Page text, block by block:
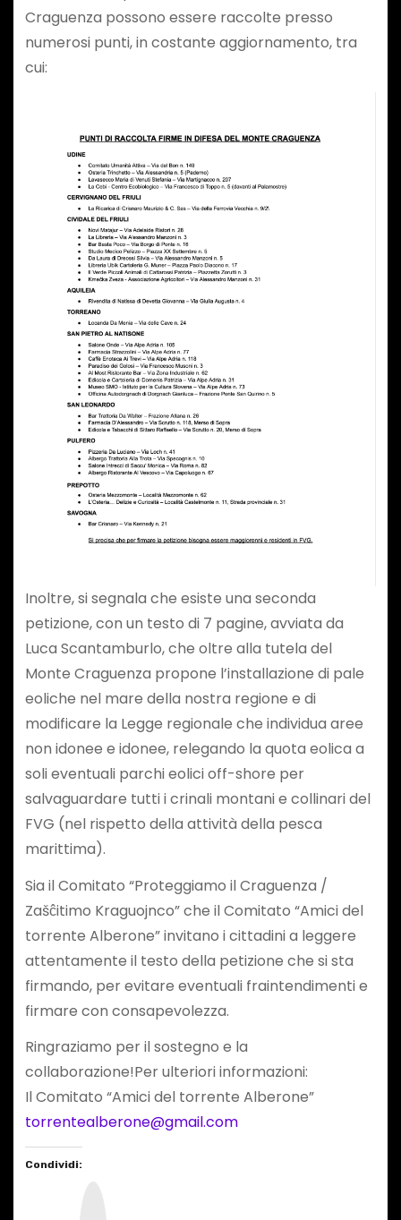
Craguenza possono essere raccolte presso
numerosi punti, in costante aggiornamento, tra
cui:
Inoltre, si segnala che esiste una seconda
petizione, con un testo di 7 pagine, avviata da
Luca Scantamburlo, che oltre alla tutela del
Monte Craguenza propone l’installazione di pale
eoliche nel mare della nostra regione e di
modificare la Legge regionale che individua aree
non idonee e idonee, relegando la quota eolica a
soli eventuali parchi eolici off-shore per
salvaguardare tutti i crinali montani e collinari del
FVG (nel rispetto della attività della pesca
marittima).
Sia il Comitato “Proteggiamo il Craguenza /
Zašĉitimo Kraguojnco” che il Comitato “Amici del
torrente Alberone” invitano i cittadini a leggere
attentamente il testo della petizione che si sta
firmando, per evitare eventuali fraintendimenti e
firmare con consapevolezza.
Ringraziamo per il sostegno e la
collaborazione!Per ulteriori informazioni:
Il Comitato “Amici del torrente Alberone”
torrentealberone@gmail.com
Condividi: